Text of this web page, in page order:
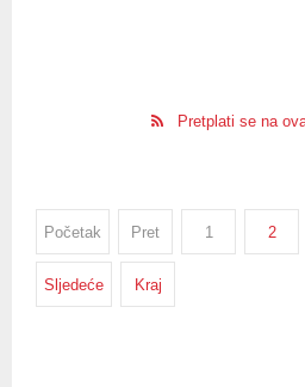
Pretplati se na
Početak Pret 1 2
Sljedeće Kraj